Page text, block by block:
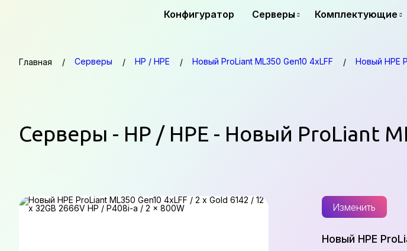
Конфигуратор Серверы Комплектующие
Главная Серверы HP / HPE Новый ProLiant ML350 Gen10 4xLFF Новый HPE
Серверы - HP / HPE - Новый ProLiant
Изменить
Новый HPE